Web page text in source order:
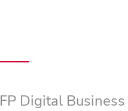
FP Digital